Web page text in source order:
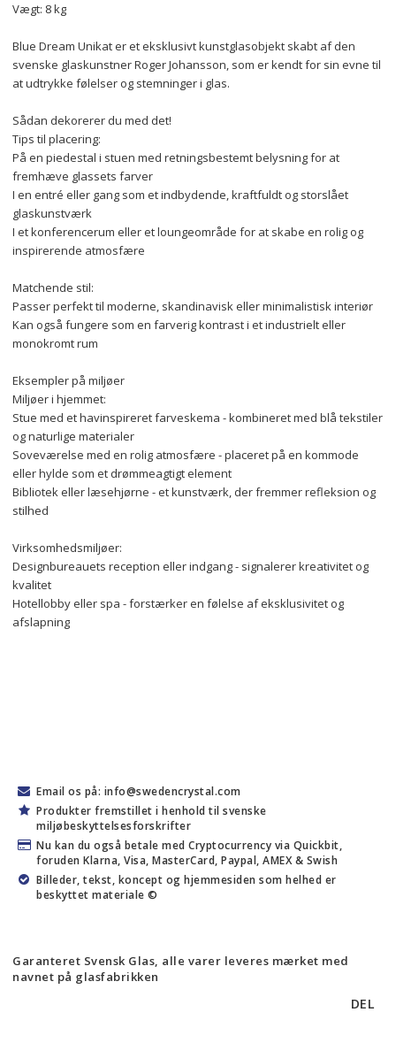
Vægt: 8 kg
Blue Dream Unikat er et eksklusivt kunstglasobjekt skabt af den
svenske glaskunstner Roger Johansson, som er kendt for sin evne til
at udtrykke følelser og stemninger i glas.
Sådan dekorerer du med det!
Tips til placering:
På en piedestal i stuen med retningsbestemt belysning for at
fremhæve glassets farver
I en entré eller gang som et indbydende, kraftfuldt og storslået
glaskunstværk
I et konferencerum eller et loungeområde for at skabe en rolig og
inspirerende atmosfære
Matchende stil:
Passer perfekt til moderne, skandinavisk eller minimalistisk interiør
Kan også fungere som en farverig kontrast i et industrielt eller
monokromt rum
Eksempler på miljøer
Miljøer i hjemmet:
Stue med et havinspireret farveskema - kombineret med blå tekstiler
og naturlige materialer
Soveværelse med en rolig atmosfære - placeret på en kommode
eller hylde som et drømmeagtigt element
Bibliotek eller læsehjørne - et kunstværk, der fremmer refleksion og
stilhed
Virksomhedsmiljøer:
Designbureauets reception eller indgang - signalerer kreativitet og
kvalitet
Hotellobby eller spa - forstærker en følelse af eksklusivitet og
afslapning
Email os på: info@swedencrystal.com
Produkter fremstillet i henhold til svenske
miljøbeskyttelsesforskrifter
Nu kan du også betale med Cryptocurrency via Quickbit,
foruden Klarna, Visa, MasterCard, Paypal, AMEX & Swish
Billeder, tekst, koncept og hjemmesiden som helhed er
beskyttet materiale ©
Garanteret Svensk Glas, alle varer leveres mærket med
navnet på glasfabrikken
DEL